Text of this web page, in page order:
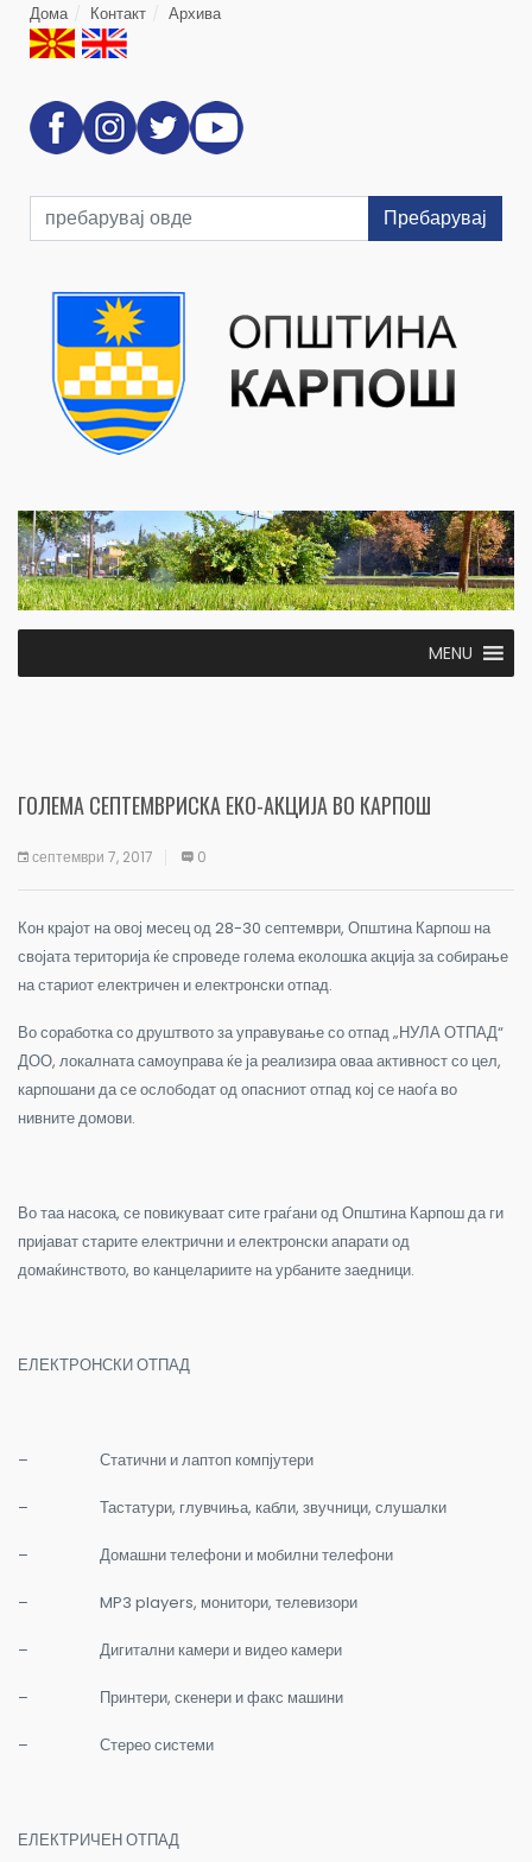
Дома Контакт Архива
Пребарувај
MENU
ГОЛЕМА СЕПТЕМВРИСКА ЕКО-АКЦИЈА ВО КАРПОШ
септември 7, 2017 0
Кон крајот на овој месец од 28-30 септември, Општина Карпош на
својата територија ќе спроведе голема еколошка акција за собирање
на стариот електричен и електронски отпад.
Во соработка со друштвото за управување со отпад „НУЛА ОТПАД“
ДОО, локалната самоуправа ќе ја реализира оваа активност со цел,
карпошани да се ослободат од опасниот отпад кој се наоѓа во
нивните домови.
Во таа насока, се повикуваат сите граѓани од Општина Карпош да ги
пријават старите електрични и електронски апарати од
домаќинството, во канцелариите на урбаните заедници.
ЕЛЕКТРОНСКИ ОТПАД
– Статични и лаптоп компјутери
– Тастатури, глувчиња, кабли, звучници, слушалки
– Домашни телефони и мобилни телефони
– MP3 players, монитори, телевизори
– Дигитални камери и видео камери
– Принтери, скенери и факс машини
– Стерео системи
ЕЛЕКТРИЧЕН ОТПАД